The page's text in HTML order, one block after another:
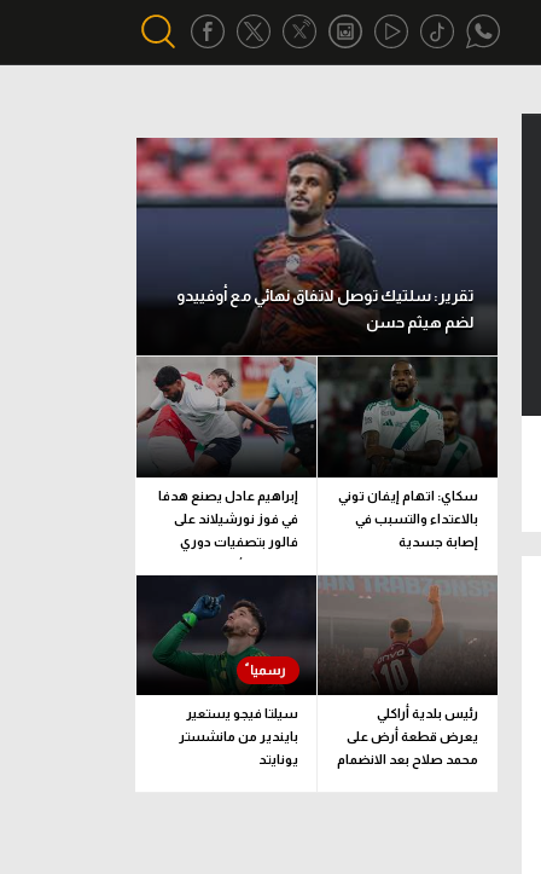
أقسام خاصة
Gamers
ميركاتو
تحقيق في الجول
تقرير في الجول
تحليل في الجول
حكايات في الجول
كويز في الجول
فيديو في الجول
تقرير: سلتيك توصل لاتفاق نهائي مع أوفييدو
لضم هيثم حسن
سكاي: اتهام إيفان توني
بالاعتداء والتسبب في
إصابة جسدية
إبراهيم عادل يصنع هدفا
في فوز نورشيلاند على
فالور بتصفيات دوري
المؤتمر الأوروبي
رئيس بلدية أراكلي
يعرض قطعة أرض على
محمد صلاح بعد الانضمام
سيلتا فيجو يستعير
بايندير من مانشستر
يونايتد